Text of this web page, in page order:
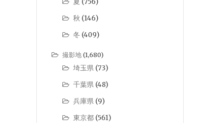
(756)
秋 (146)
冬 (409)
撮影地(1,680)
埼玉県 (73)
千葉県 (48)
兵庫県 (9)
東京都 (561)